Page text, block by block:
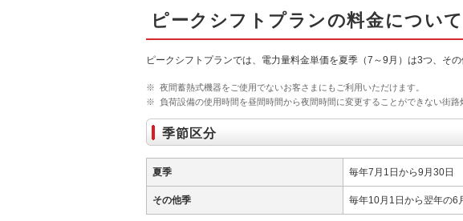
ピークシフトプランの料金について
ピークシフトプランでは、電力量料金単価を夏季（7～9月）は3つ、そ
※ 夜間蓄熱式機器をご使用でないお客さまにもご利用いただけます。
※ 負荷設備の使用時間を昼間時間から夜間時間に変更することができない街
季節区分
夏季 毎年7月1日から9月30日
その他季 毎年10月1日から翌年の6